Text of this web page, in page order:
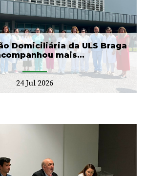
Domiciliária da ULS Braga
mais...
24 Jul 2026